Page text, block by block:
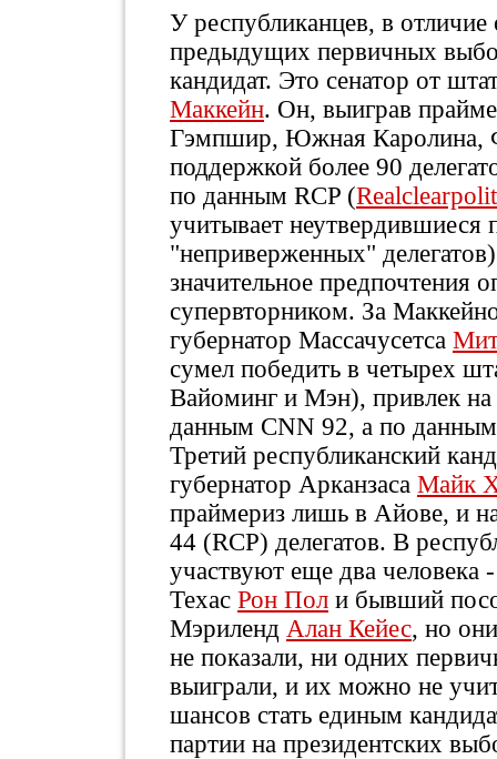
У республиканцев, в отличие
предыдущих первичных
кандидат. Это сенатор от
Маккейн. Он, выиграв
Гэмпшир, Южная Каролина,
поддержкой более 90
по данным RCP (
учитывает неутвердившиеся
"неприверженных"
значительное предпочтения
супервторником. За
губернатор Массачусетса
сумел победить в четырех
Вайоминг и Мэн), привлек
данным CNN 92, а по данным
Третий республиканский
губернатор Арканзаса Майк
праймериз лишь в Айове, и
44 (RCP) делегатов. В
участвуют еще два человека
Техас Рон Пол и бывший
Мэриленд Алан Кейес, но
не показали, ни одних
выиграли, и их можно не
шансов стать единым
партии на президентских